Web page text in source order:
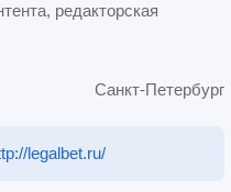
редакторская
Санкт-Петербург
legalbet.ru/